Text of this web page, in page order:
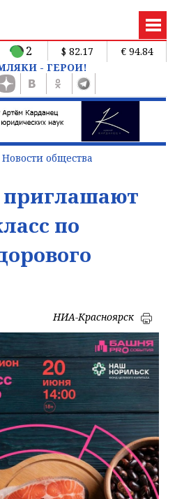
2 $ 82.17
€ 94.84
- ГЕРОИ!
Новости общества
по
НИА-Красноярск